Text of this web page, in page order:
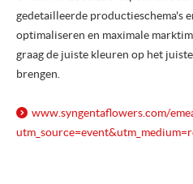
gedetailleerde productieschema's
optimaliseren en maximale
graag de juiste kleuren op het
brengen.
www.syngentaflowers.com/